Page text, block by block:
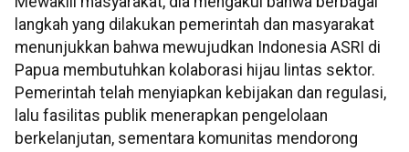
langkah yang dilakukan pemerintah dan masyarakat
menunjukkan bahwa mewujudkan Indonesia ASRI di
Papua membutuhkan kolaborasi hijau lintas sektor.
Pemerintah telah menyiapkan kebijakan dan regulasi,
lalu fasilitas publik menerapkan pengelolaan
berkelanjutan, sementara komunitas mendorong